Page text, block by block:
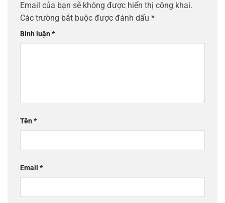
Email của bạn sẽ không được hiển thị công khai.
Các trường bắt buộc được đánh dấu *
Bình luận*
Tên*
Email *